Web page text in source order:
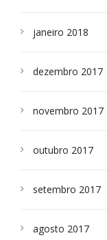
janeiro 2018
dezembro 2017
novembro 2017
outubro 2017
setembro 2017
agosto 2017